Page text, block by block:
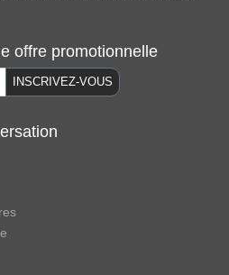
offre promotionnelle
INSCRIVEZ-VOUS